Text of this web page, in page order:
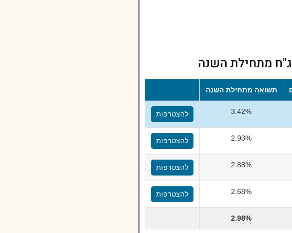
מתחילת השנה
תשואה מתחילת השנה
3.42% להצטרפות
2.93% להצטרפות
2.88% להצטרפות
2.68% להצטרפות
2.98%